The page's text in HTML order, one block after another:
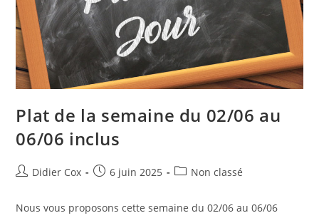
Plat de la semaine du 02/06 au
06/06 inclus
Didier Cox 6 juin 2025 Non classé
Nous vous proposons cette semaine du 02/06 au 06/06